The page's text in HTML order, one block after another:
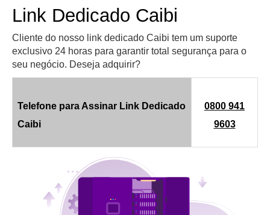
Link Dedicado Caibi
Cliente do nosso link dedicado Caibi tem um suporte
exclusivo 24 horas para garantir total segurança para o
seu negócio. Deseja adquirir?
Telefone para Assinar Link Dedicado
Caibi
0800 941
9603